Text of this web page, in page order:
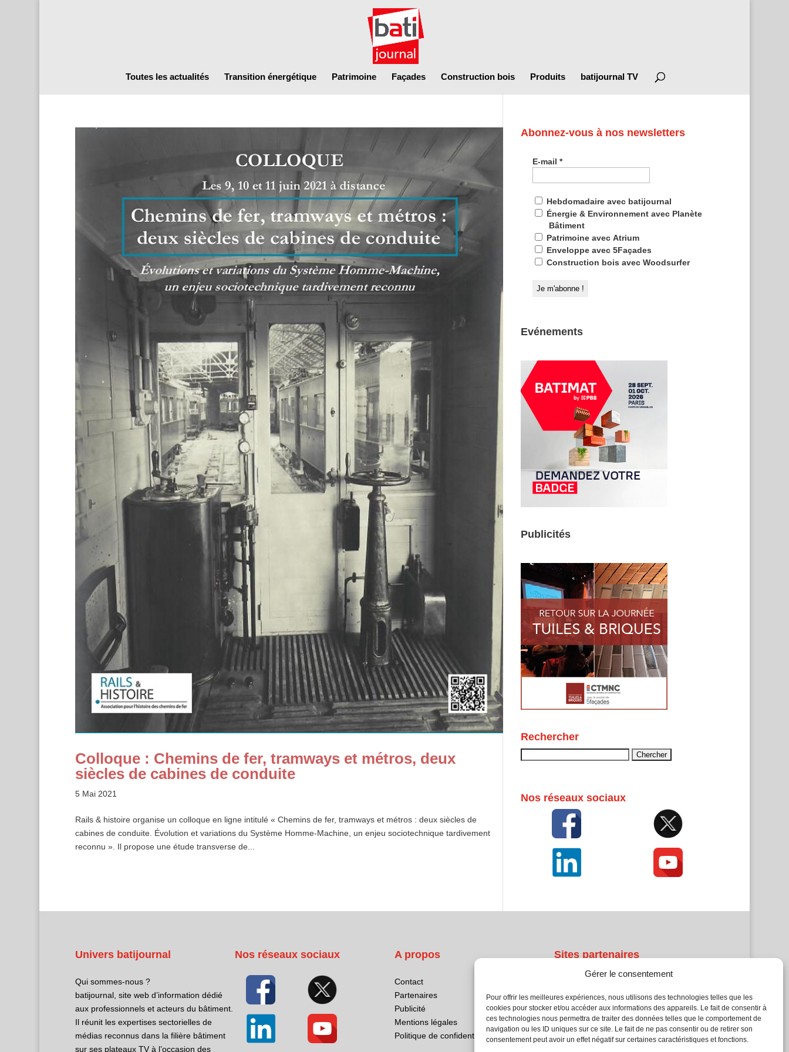
Gérer le consentement
Pour offrir les meilleures expériences, nous utilisons des technologies telles que les
cookies pour stocker et/ou accéder aux informations des appareils. Le fait de consentir à
ces technologies nous permettra de traiter des données telles que le comportement de
navigation ou les ID uniques sur ce site. Le fait de ne pas consentir ou de retirer son
consentement peut avoir un effet négatif sur certaines caractéristiques et fonctions.
Toutes les actualités Transition énergétique Patrimoine Façades Construction bois Produits batijournal TV
Colloque : Chemins de fer, tramways et métros, deux
siècles de cabines de conduite
5 Mai 2021
Rails & histoire organise un colloque en ligne intitulé « Chemins de fer, tramways et métros : deux siècles de
cabines de conduite. Évolution et variations du Système Homme-Machine, un enjeu sociotechnique tardivement
reconnu ». Il propose une étude transverse de...
Abonnez-vous à nos newsletters
E-mail*
Hebdomadaire avec batijournal
Énergie & Environnement avec Planète
Bâtiment
Patrimoine avec Atrium
Enveloppe avec 5Façades
Construction bois avec Woodsurfer
Evénements
Publicités
Rechercher
Nos réseaux sociaux
Univers batijournal
Qui sommes-nous ?
batijournal, site web d’information dédié
aux professionnels et acteurs du bâtiment.
Il réunit les expertises sectorielles de
médias reconnus dans la filière bâtiment
sur ses plateaux TV à l’occasion des
Nos réseaux sociaux A propos
Contact
Partenaires
Publicité
Mentions légales
Politique de confidentialité
Sites partenaires
Atrium Patrimoine
Kiosque 21
L'Atelier Bois
Planète Bâtiment